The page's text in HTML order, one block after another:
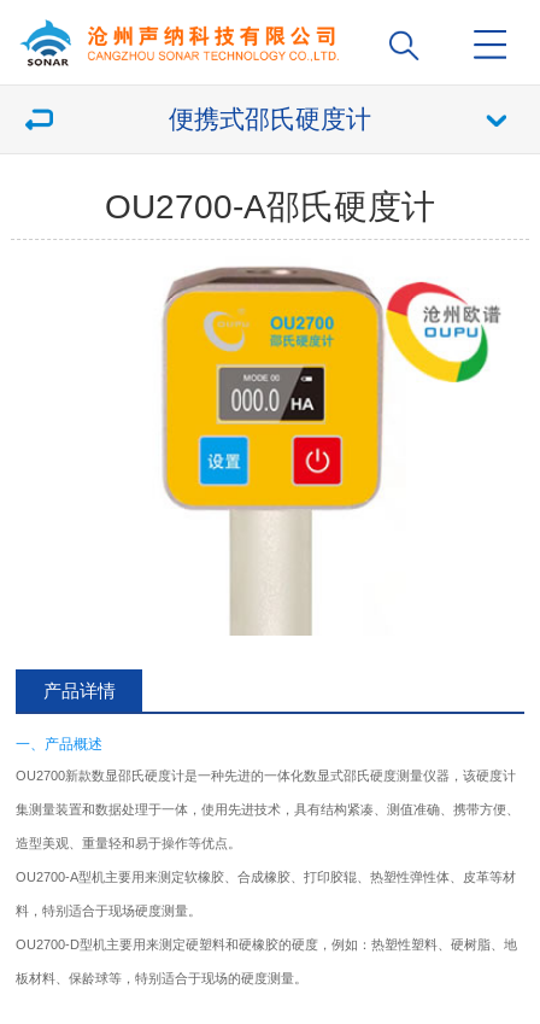
便携式邵氏硬度计
OU2700-A邵氏硬度计
产品详情
一、产品概述
OU2700新款数显邵氏硬度计是一种先进的一体化数显式邵氏硬度测量仪器，该硬度计
集测量装置和数据处理于一体，使用先进技术，具有结构紧凑、测值准确、携带方便、
造型美观、重量轻和易于操作等优点。
OU2700-A型机主要用来测定软橡胶、合成橡胶、打印胶辊、热塑性弹性体、皮革等材
料，特别适合于现场硬度测量。
OU2700-D型机主要用来测定硬塑料和硬橡胶的硬度，例如：热塑性塑料、硬树脂、地
板材料、保龄球等，特别适合于现场的硬度测量。